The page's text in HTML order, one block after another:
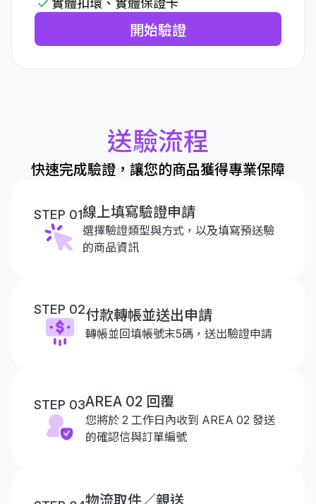
實體扣環、實體保證卡
開始驗證
送驗流程
快速完成驗證，讓您的商品獲得專業保障
STEP 01線上填寫驗證申請
選擇驗證類型與方式，以及填寫預送驗
的商品資訊
STEP 02付款轉帳並送出申請
轉帳並回填帳號末5碼，送出驗證申請
STEP 03AREA 02 回覆
您將於 2 工作日內收到 AREA 02 發送
的確認信與訂單編號
物流取件／親送